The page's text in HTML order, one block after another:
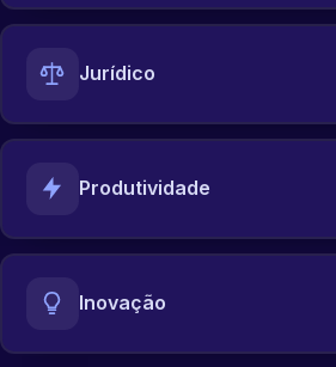
Jurídico
Produtividade
Inovação